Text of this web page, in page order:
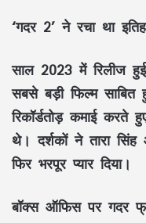
‘गदर 2’ ने रचा था
साल 2023 में रिलीज
सबसे बड़ी फिल्म
रिकॉर्डतोड़ कमाई करते
थे। दर्शकों ने तारा
फिर भरपूर प्यार दिया।
बॉक्स ऑफिस पर गदर